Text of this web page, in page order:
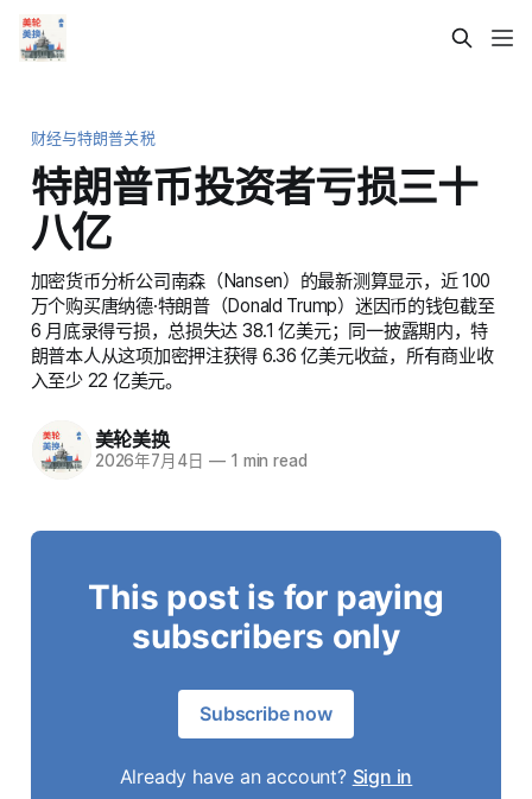
财经与特朗普关税
特朗普币投资者亏损三十
八亿
加密货币分析公司南森（Nansen）的最新测算显示，近 100
万个购买唐纳德·特朗普（Donald Trump）迷因币的钱包截至
6 月底录得亏损，总损失达 38.1 亿美元；同一披露期内，特
朗普本人从这项加密押注获得 6.36 亿美元收益，所有商业收
入至少 22 亿美元。
美轮美换
2026年7月4日 —1 min read
This post is for paying
subscribers only
Subscribe now
Already have an account? Sign in